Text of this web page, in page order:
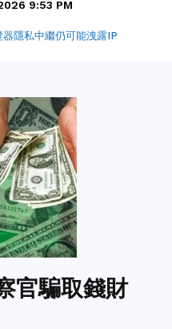
9:53 PM
器隱私中繼仍可能洩露IP
官騙取錢財